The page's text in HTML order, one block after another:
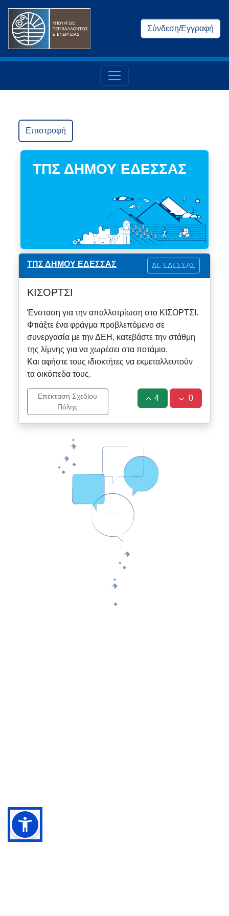
Σύνδεση/Εγγραφή
Επιστροφή
ΤΠΣ ΔΗΜΟΥ ΕΔΕΣΣΑΣ
ΤΠΣ ΔΗΜΟΥ ΕΔΕΣΣΑΣ ΔΕ ΕΔΕΣΣΑΣ
ΚΙΣΟΡΤΣΙ
Ένσταση για την απαλλοτρίωση στο ΚΙΣΟΡΤΣΙ.
Φτιάξτε ένα φράγμα προβλεπόμενο σε
συνεργασία με την ΔΕΗ, κατεβάστε την στάθμη
της λίμνης για να χωρέσει στα ποτάμια.
Και αφήστε τους ιδιοκτήτες να εκμεταλλευτούν
τα οικόπεδα τους.
Επέκταση Σχεδίου
Πόλης
4 0